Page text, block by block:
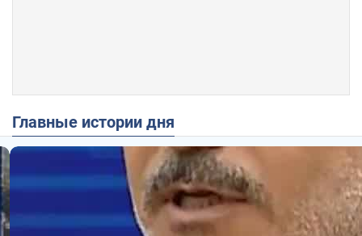
Главные истории дня